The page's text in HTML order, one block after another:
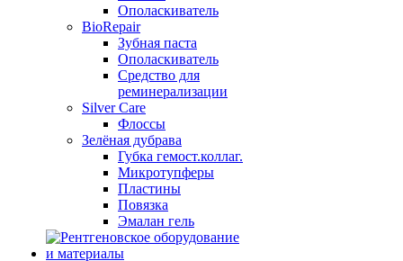
Ополаскиватель
BioRepair
Зубная паста
Ополаскиватель
Средство для
реминерализации
Silver Care
Флоссы
Зелёная дубрава
Губка гемост.коллаг.
Микротупферы
Пластины
Повязка
Эмалан гель